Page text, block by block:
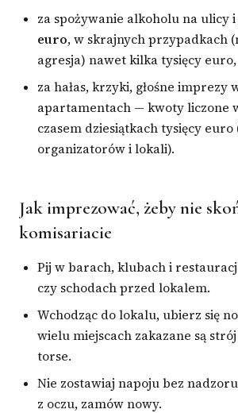
za spożywanie alkoholu na ulicy
euro, w skrajnych przypadkach
agresja) nawet kilka tysięcy euro,
za hałas, krzyki, głośne imprezy
apartamentach — kwoty liczone
czasem dziesiątkach tysięcy euro
organizatorów i lokali).
Jak imprezować, żeby nie
komisariacie
Pij w barach, klubach i
czy schodach przed lokalem.
Wchodząc do lokalu, ubierz się
wielu miejscach zakazane są
torse.
Nie zostawiaj napoju bez
z oczu, zamów nowy.